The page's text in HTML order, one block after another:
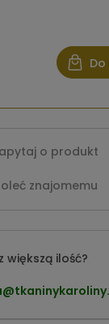
o produkt
znajomemu
większą ilość?